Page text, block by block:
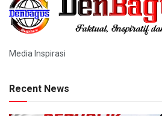
Media Inspirasi
Recent News